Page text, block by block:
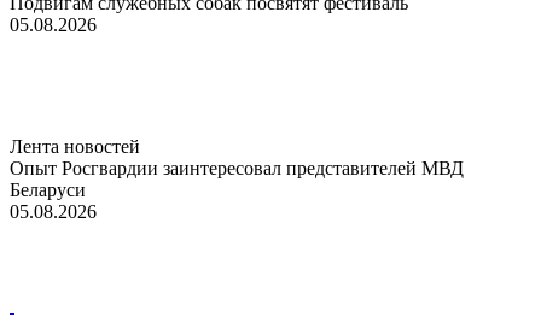
05.08.2026
Лента новостей
Опыт Росгвардии заинтересовал представителей МВД
Беларуси
05.08.2026